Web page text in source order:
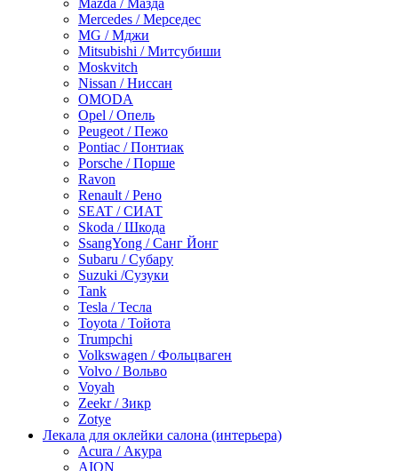
Mazda / Мазда
Mercedes / Мерседес
MG / Мджи
Mitsubishi / Митсубиши
Moskvitch
Nissan / Ниссан
OMODA
Opel / Опель
Peugeot / Пежо
Pontiac / Понтиак
Porsche / Порше
Ravon
Renault / Рено
SEAT / СИАТ
Skoda / Шкода
SsangYong / Санг Йонг
Subaru / Субару
Suzuki /Сузуки
Tank
Tesla / Тесла
Toyota / Тойота
Trumpchi
Volkswagen / Фольцваген
Volvo / Вольво
Voyah
Zeekr / Зикр
Zotye
Лекала для оклейки салона (интерьера)
Acura / Акура
AION